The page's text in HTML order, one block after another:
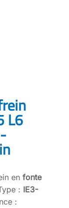
L6
en fonte
: IE3-
: